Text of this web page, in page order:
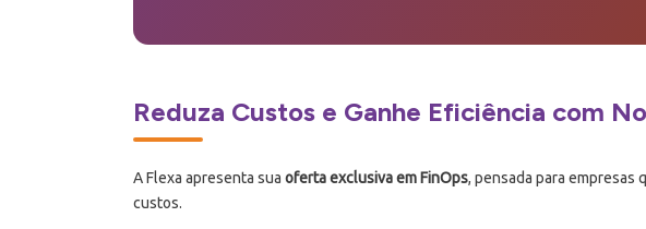
Reduza Custos e Ganhe Eficiência com
A Flexa apresenta sua oferta exclusiva em FinOps, pensada para
custos.